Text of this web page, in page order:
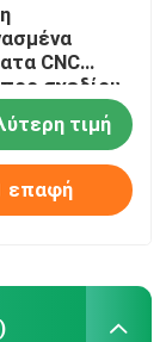
CNC
σχεδίου
τιμή
επαφή